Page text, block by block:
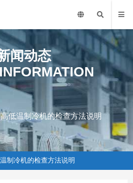
闻动态
低温制冷机的检查方法说明
制冷机的检查方法说明